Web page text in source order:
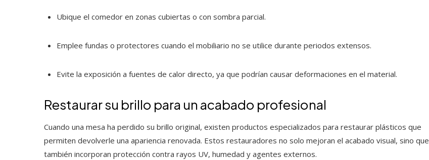
Ubique el comedor en zonas cubiertas o con sombra parcial.
Emplee fundas o protectores cuando el mobiliario no se utilice durante periodos extensos.
Evite la exposición a fuentes de calor directo, ya que podrían causar deformaciones en el material.
Restaurar su brillo para un acabado profesional
Cuando una mesa ha perdido su brillo original, existen productos especializados para restaurar plásticos que
permiten devolverle una apariencia renovada. Estos restauradores no solo mejoran el acabado visual, sino que
también incorporan protección contra rayos UV, humedad y agentes externos.